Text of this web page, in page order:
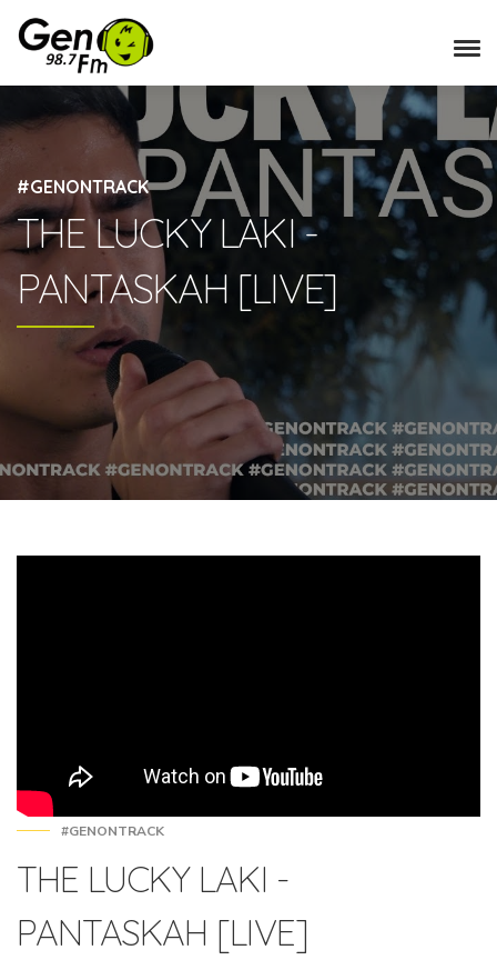
#GENONTRACK
THE LUCKY LAKI -
PANTASKAH [LIVE]
#GENONTRACK
THE LUCKY LAKI -
PANTASKAH [LIVE]